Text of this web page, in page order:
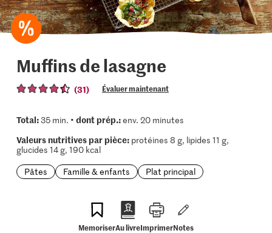
Muffins de lasagne
(31) Évaluer maintenant
Total:35 min. • dont prép.:env. 20 minutes
Valeurs nutritives par pièce:protéines 8 g, lipides 11 g,
glucides 14 g, 190 kcal
Pâtes
Famille & enfants Plat principal
MemoriserAu livreImprimerNotes